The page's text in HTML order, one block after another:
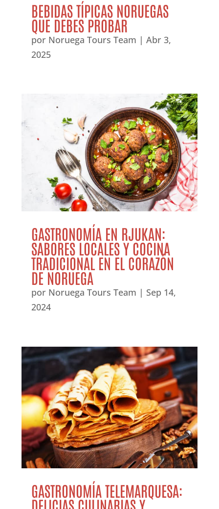
BEBIDAS TÍPICAS NORUEGAS
QUE DEBES PROBAR
por Noruega Tours Team | Abr 3,
2025
GASTRONOMÍA EN RJUKAN:
SABORES LOCALES Y COCINA
TRADICIONAL EN EL CORAZÓN
DE NORUEGA
por Noruega Tours Team | Sep 14,
2024
GASTRONOMÍA TELEMARQUESA:
DELICIAS CULINARIAS Y